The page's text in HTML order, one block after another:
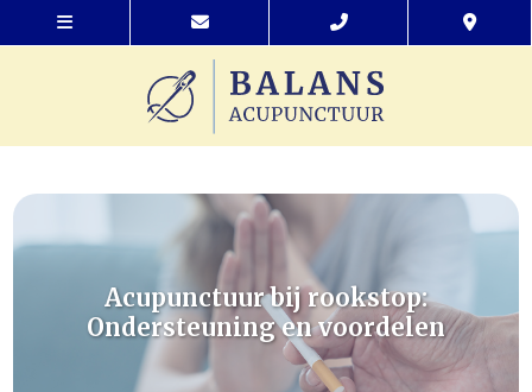
Acupunctuur bij rookstop:
Ondersteuning en voordelen